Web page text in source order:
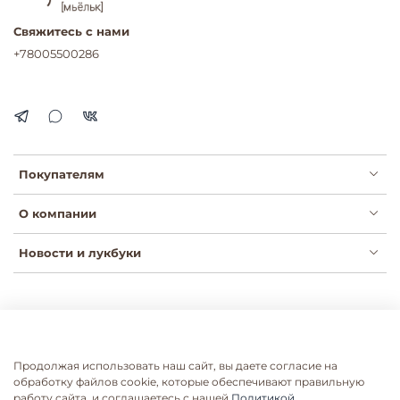
Покупателям
О компании
Новости и лукбуки
Свяжитесь с нами
+78005500286
Согласие на рассылки
Согласие на обработку ПДН
Продолжая использовать наш сайт, вы даете согласие на
обработку файлов cookie, которые обеспечивают правильную